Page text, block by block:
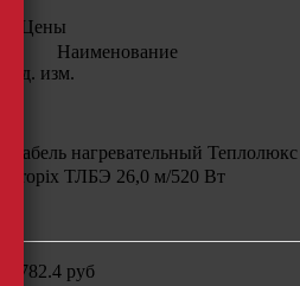
Цены
Наименование
Ед. изм.
Кабель нагревательный Теплолюкс
Tropix ТЛБЭ 26,0 м/520 Вт
4782.4 руб